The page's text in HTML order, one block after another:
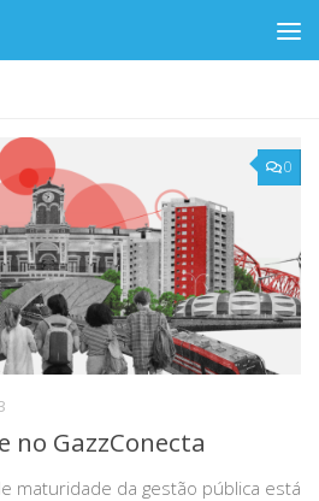
0
no GazzConecta
maturidade da gestão pública está